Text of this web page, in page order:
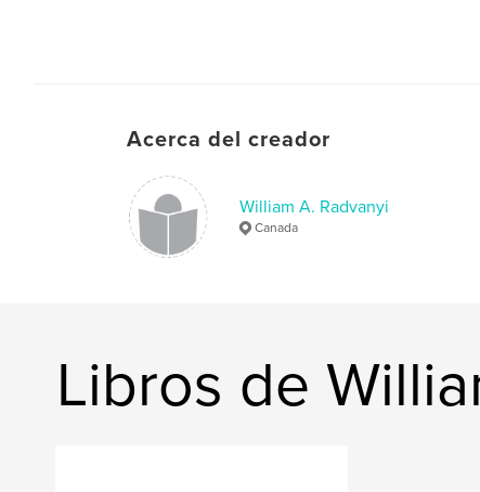
Acerca del creador
William A. Radvanyi
Canada
Libros de